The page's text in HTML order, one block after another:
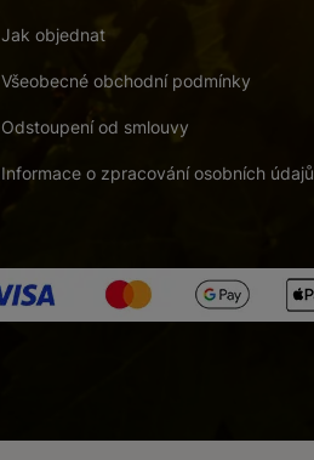
Jak objednat
Všeobecné obchodní podmínky
Odstoupení od smlouvy
Informace o zpracování osobních údajů